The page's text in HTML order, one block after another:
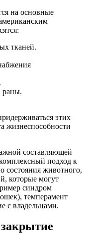
на основные
тканей.
раны.
этих
жизнеспособности
составляющей
подход к
состояния животного,
которые могут
синдром
темперамент
с владельцами.